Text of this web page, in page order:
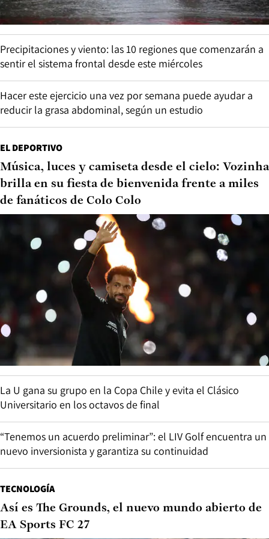
Precipitaciones y viento: las 10 regiones que comenzarán a
sentir el sistema frontal desde este miércoles
Hacer este ejercicio una vez por semana puede ayudar a
reducir la grasa abdominal, según un estudio
EL DEPORTIVO
Música, luces y camiseta desde el cielo: Vozinha
brilla en su fiesta de bienvenida frente a miles
de fanáticos de Colo Colo
La U gana su grupo en la Copa Chile y evita el Clásico
Universitario en los octavos de final
“Tenemos un acuerdo preliminar”: el LIV Golf encuentra un
nuevo inversionista y garantiza su continuidad
TECNOLOGÍA
Así es The Grounds, el nuevo mundo abierto de
EA Sports FC 27